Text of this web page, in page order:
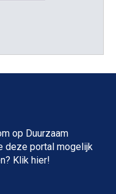
op Duurzaam
deze portal mogelijk
Klik hier!